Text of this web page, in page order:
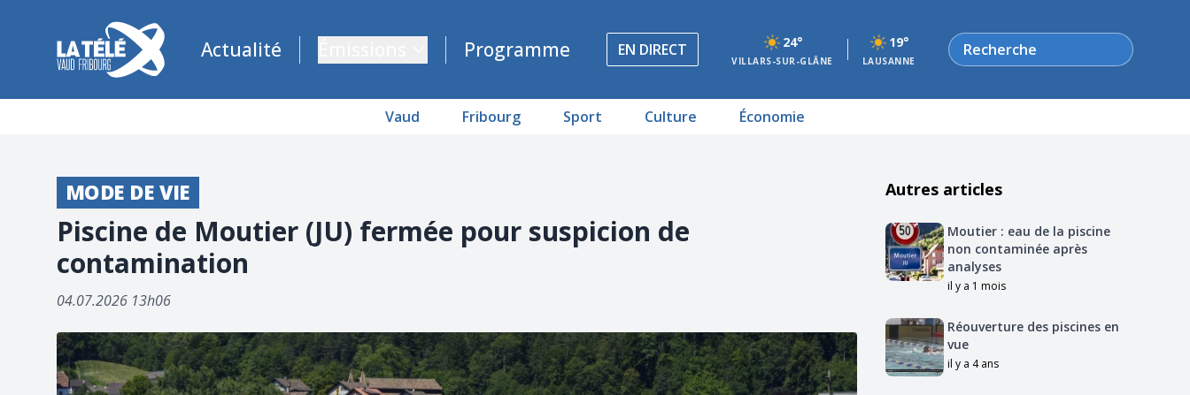
La Télé - Télévision régionale Vaud et Fribourg
Actualité Programme EN DIRECT 24°
VILLARS-SUR-GLÂNE
19°
LAUSANNE
Rechercher
Vaud Fribourg Sport Culture Économie
MODE DE VIE
Piscine de Moutier (JU) fermée pour suspicion de
contamination
04.07.2026 13h06
Autres articles
Moutier : eau de la piscine
non contaminée après
analyses
il y a 1 mois
Réouverture des piscines en
vue
il y a 4 ans